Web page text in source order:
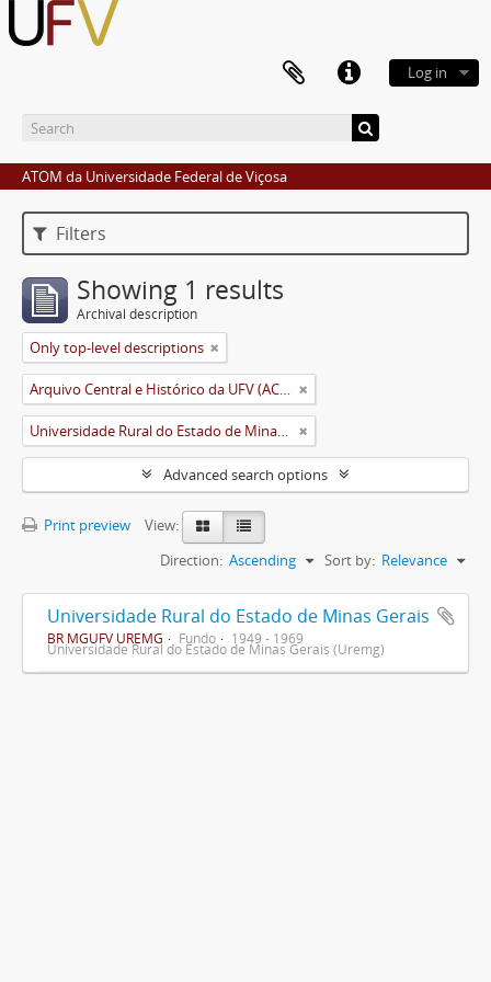
Log in
ATOM da Universidade Federal de Viçosa
Filters
Showing 1 results
Archival description
Only top-level descriptions
Arquivo Central e Histórico da UFV (ACH-UFV)
Universidade Rural do Estado de Minas Gerais (Uremg)
Advanced search options
Print preview
View:
Sort by: Relevance
Direction: Ascending
Universidade Rural do Estado de Minas Gerais
BR MGUFV UREMG Fundo 1949 - 1969
Universidade Rural do Estado de Minas Gerais (Uremg)